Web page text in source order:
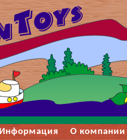
Информация О компании